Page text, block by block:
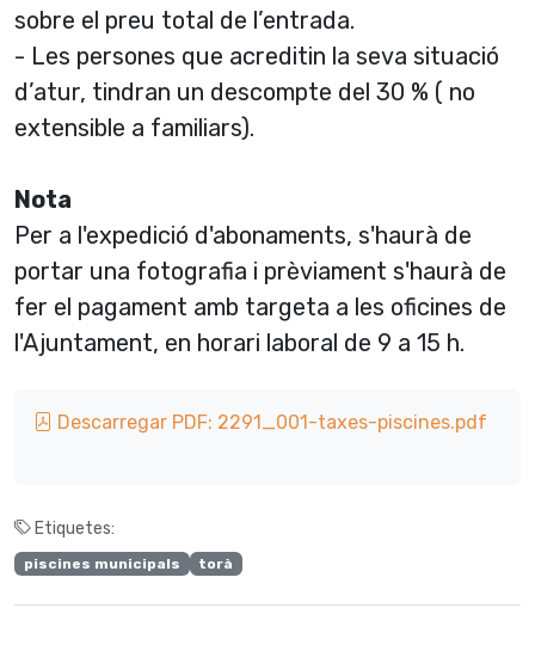
sobre el preu total de l’entrada.
- Les persones que acreditin la seva situació
d’atur, tindran un descompte del 30 % ( no
extensible a familiars).
Nota
Per a l'expedició d'abonaments, s'haurà de
portar una fotografia i prèviament s'haurà de
fer el pagament amb targeta a les oficines de
l'Ajuntament, en horari laboral de 9 a 15 h.
Descarregar PDF: 2291_001-taxes-piscines.pdf
Etiquetes:
piscines municipals torà